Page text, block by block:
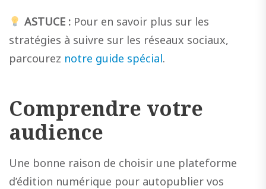
ASTUCE : Pour en savoir plus sur les
stratégies à suivre sur les réseaux sociaux,
parcourez notre guide spécial.
Comprendre votre
audience
Une bonne raison de choisir une plateforme
d’édition numérique pour autopublier vos